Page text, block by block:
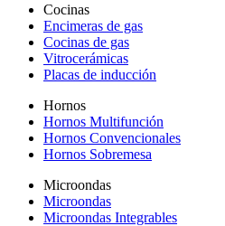
Cocinas
Encimeras de gas
Cocinas de gas
Vitrocerámicas
Placas de inducción
Hornos
Hornos Multifunción
Hornos Convencionales
Hornos Sobremesa
Microondas
Microondas
Microondas Integrables